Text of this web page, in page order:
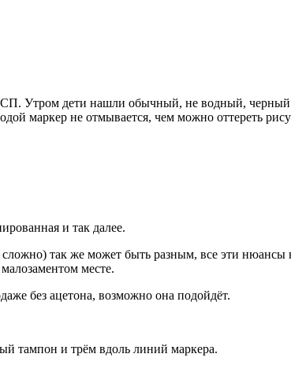
Утром дети нашли обычный, не водный, черный
маркер не отмывается, чем можно оттереть
и так далее.
сложно) так же может быть разным, все эти нюансы
месте.
без ацетона, возможно она подойдёт.
тампон и трём вдоль линий маркера.